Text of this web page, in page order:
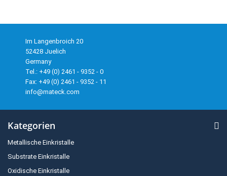
Im Langenbroich 20
52428 Juelich
Germany
Tel.: +49 (0) 2461 - 9352 - 0
Fax: +49 (0) 2461 - 9352 - 11
info@mateck.com
Kategorien
Metallische Einkristalle
Substrate Einkristalle
Oxidische Einkristalle